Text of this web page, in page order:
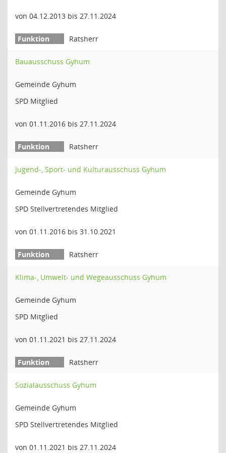
von 04.12.2013 bis 27.11.2024
Ratsherr
Bauausschuss Gyhum
Gemeinde Gyhum
SPD Mitglied
von 01.11.2016 bis 27.11.2024
Ratsherr
Jugend-, Sport- und Kulturausschuss Gyhum
Gemeinde Gyhum
SPD Stellvertretendes Mitglied
von 01.11.2016 bis 31.10.2021
Ratsherr
Klima-, Umwelt- und Wegeausschuss Gyhum
Gemeinde Gyhum
SPD Mitglied
von 01.11.2021 bis 27.11.2024
Ratsherr
Sozialausschuss Gyhum
Gemeinde Gyhum
SPD Stellvertretendes Mitglied
von 01.11.2021 bis 27.11.2024